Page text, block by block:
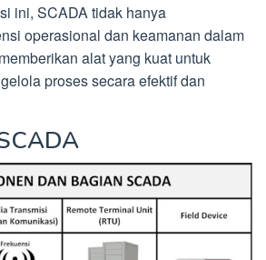
ini, SCADA tidak hanya
operasional dan keamanan dalam
alat yang kuat untuk
proses secara efektif dan